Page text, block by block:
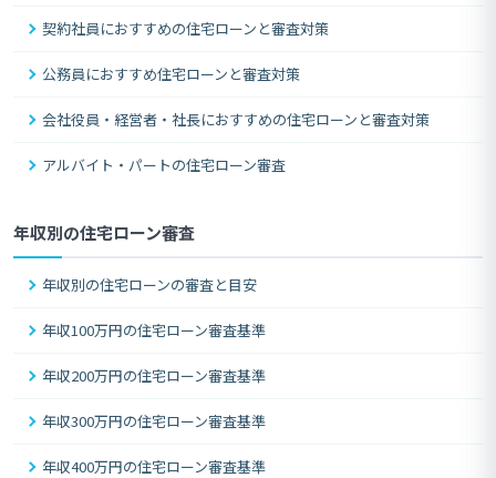
契約社員におすすめの住宅ローンと審査対策
公務員におすすめ住宅ローンと審査対策
会社役員・経営者・社長におすすめの住宅ローンと審査対策
アルバイト・パートの住宅ローン審査
年収別の住宅ローン審査
年収別の住宅ローンの審査と目安
年収100万円の住宅ローン審査基準
年収200万円の住宅ローン審査基準
年収300万円の住宅ローン審査基準
年収400万円の住宅ローン審査基準